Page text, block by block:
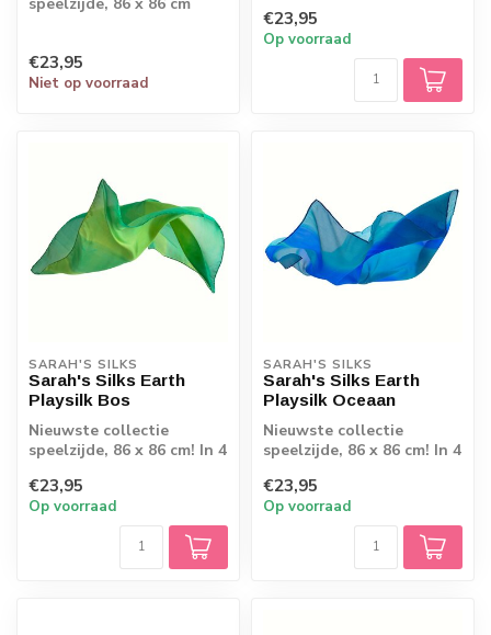
€23,95
Niet op voorraad
€23,95
Op voorraad
SARAH'S SILKS
Sarah's Silks Earth
Playsilk Bos
Nieuwste collectie
speelzijde, 86 x 86 cm! In 4
€23,95
Op voorraad
SARAH'S SILKS
Sarah's Silks Earth
Playsilk Oceaan
Nieuwste collectie
speelzijde, 86 x 86 cm! In 4
€23,95
Op voorraad